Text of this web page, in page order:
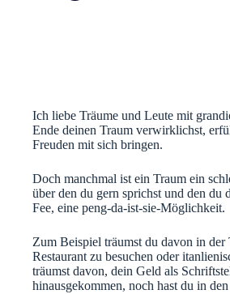
Ich liebe Träume und Leute mit
Ende deinen Traum verwirklichst,
Freuden mit sich bringen.
Doch manchmal ist ein Traum ein
über den du gern sprichst und den du
Fee, eine peng-da-ist-sie-Möglichkeit.
Zum Beispiel träumst du davon in der
Restaurant zu besuchen oder
träumst davon, dein Geld als
hinausgekommen, noch hast du in